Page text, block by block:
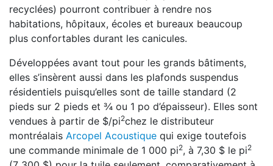
recyclées) pourront contribuer à rendre nos
habitations, hôpitaux, écoles et bureaux beaucoup
plus confortables durant les canicules.
Développées avant tout pour les grands bâtiments,
elles s’insèrent aussi dans les plafonds suspendus
résidentiels puisqu’elles sont de taille standard (2
pieds sur 2 pieds et ¾ ou 1 po d’épaisseur). Elles sont
vendues à partir de $/pi2chez le distributeur
montréalais Arcopel Acoustique qui exige toutefois
une commande minimale de 1 000 pi2, à 7,30 $ le pi2